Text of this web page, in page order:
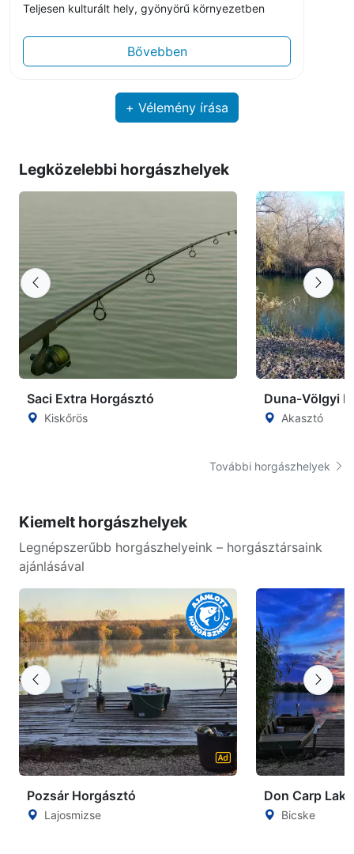
Teljesen kulturált hely, gyönyörű környezetben
Bővebben
+ Vélemény írása
Legközelebbi horgászhelyek
Saci Extra Horgásztó
Kiskőrös
Duna-Völgyi
Akasztó
További horgászhelyek
Kiemelt horgászhelyek
Legnépszerűbb horgászhelyeink – horgásztársaink
ajánlásával
Pozsár Horgásztó
Lajosmizse
Don Carp Lake
Bicske